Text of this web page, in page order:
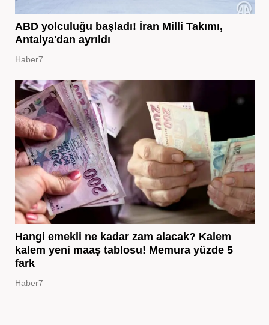
ABD yolculuğu başladı! İran Milli Takımı,
Antalya'dan ayrıldı
Haber7
Hangi emekli ne kadar zam alacak? Kalem
kalem yeni maaş tablosu! Memura yüzde 5
fark
Haber7